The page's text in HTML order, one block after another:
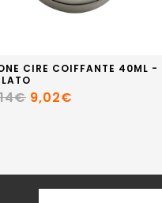
CIRE COIFFANTE 40ML -
9,02€